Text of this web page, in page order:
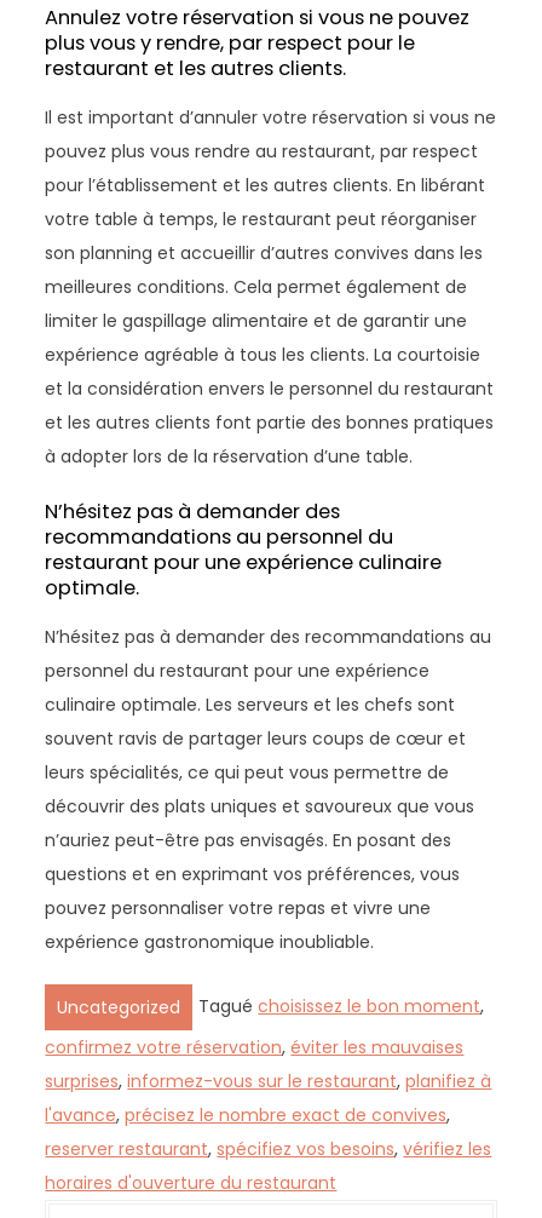
Annulez votre réservation si vous ne pouvez
plus vous y rendre, par respect pour le
restaurant et les autres clients.
Il est important d’annuler votre réservation si vous ne
pouvez plus vous rendre au restaurant, par respect
pour l’établissement et les autres clients. En libérant
votre table à temps, le restaurant peut réorganiser
son planning et accueillir d’autres convives dans les
meilleures conditions. Cela permet également de
limiter le gaspillage alimentaire et de garantir une
expérience agréable à tous les clients. La courtoisie
et la considération envers le personnel du restaurant
et les autres clients font partie des bonnes pratiques
à adopter lors de la réservation d’une table.
N’hésitez pas à demander des
recommandations au personnel du
restaurant pour une expérience culinaire
optimale.
N’hésitez pas à demander des recommandations au
personnel du restaurant pour une expérience
culinaire optimale. Les serveurs et les chefs sont
souvent ravis de partager leurs coups de cœur et
leurs spécialités, ce qui peut vous permettre de
découvrir des plats uniques et savoureux que vous
n’auriez peut-être pas envisagés. En posant des
questions et en exprimant vos préférences, vous
pouvez personnaliser votre repas et vivre une
expérience gastronomique inoubliable.
Uncategorized Taguéchoisissez le bon moment,
confirmez votre réservation,éviter les mauvaises
surprises,informez-vous sur le restaurant,planifiez à
l'avance,précisez le nombre exact de convives,
reserver restaurant,spécifiez vos besoins,vérifiez les
horaires d'ouverture du restaurant